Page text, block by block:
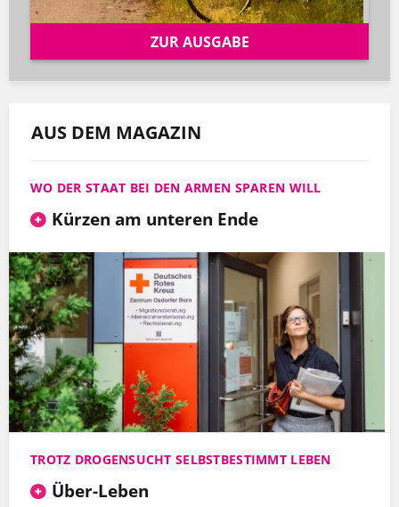
ZUR AUSGABE
AUS DEM MAGAZIN
WO DER STAAT BEI DEN ARMEN SPAREN WILL
Kürzen am unteren Ende
TROTZ DROGENSUCHT SELBSTBESTIMMT LEBEN
Über-Leben